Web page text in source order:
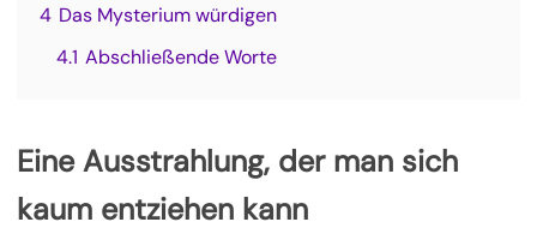
4 Das Mysterium würdigen
4.1 Abschließende Worte
Eine Ausstrahlung, der man sich
kaum entziehen kann